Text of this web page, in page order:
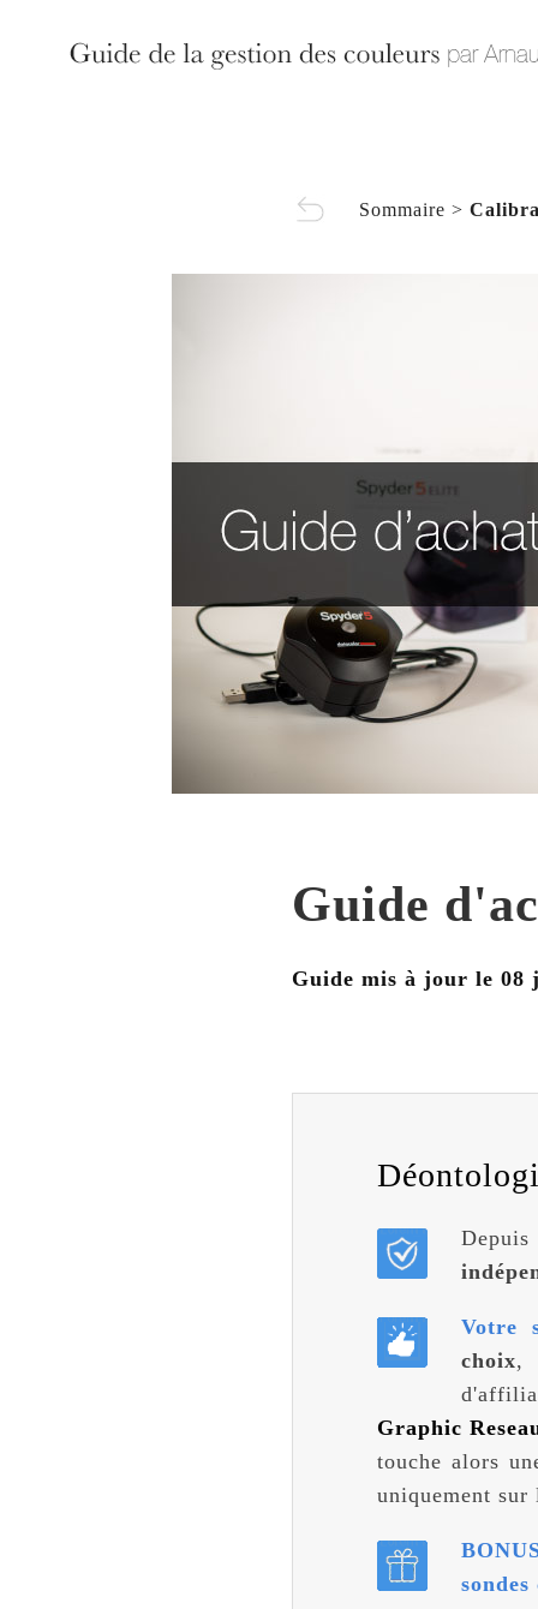
Sommaire >
Guide
Guide mis à jour le 08
Votre
choix,
Graphic
touche alors
uniquement